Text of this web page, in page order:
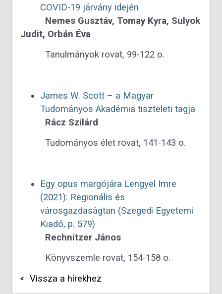
COVID-19 járvány idején
Nemes Gusztáv, Tomay Kyra, Sulyok
Judit, Orbán Éva
Tanulmányok rovat, 99-122 o.
James W. Scott – a Magyar
Tudományos Akadémia tiszteleti tagja
Rácz Szilárd
Tudományos élet rovat, 141-143 o.
Egy opus margójára Lengyel Imre
(2021): Regionális és
városgazdaságtan (Szegedi Egyetemi
Kiadó, p. 579)
Rechnitzer János
Könyvszemle rovat, 154-158 o.
Vissza a hírekhez